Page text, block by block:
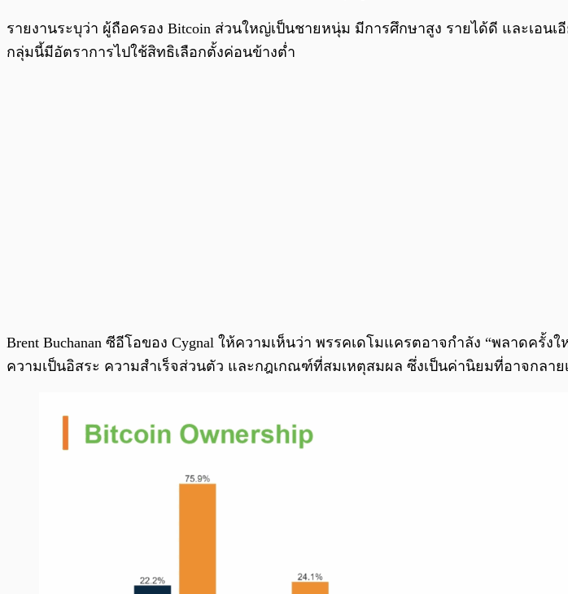
รายงานระบุว่า ผู้ถือครอง Bitcoin ส่วนใหญ่เป็นชายหนุ่ม มีการศึกษาสูง รายได้ดี และเอ
กลุ่มนี้มีอัตราการไปใช้สิทธิเลือกตั้งค่อนข้างต่ำ
Brent Buchanan ซีอีโอของ Cygnal ให้ความเห็นว่า พรรคเดโมแครตอาจกำลัง “พลาดค
ความเป็นอิสระ ความสำเร็จส่วนตัว และกฎเกณฑ์ที่สมเหตุสมผล ซึ่งเป็นค่านิยมที่อาจกลา